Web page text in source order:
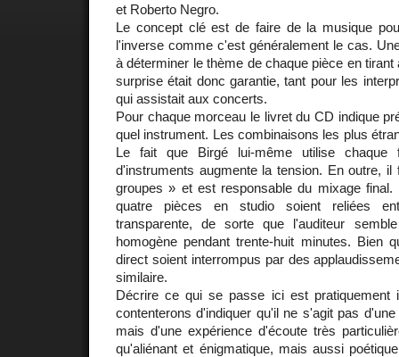
et Roberto Negro.
Le concept clé est de faire de la musique
l'inverse comme c'est généralement le cas.
à déterminer le thème de chaque pièce en
surprise était donc garantie, tant pour les
qui assistait aux concerts.
Pour chaque morceau le livret du CD indique
quel instrument. Les combinaisons les plus
Le fait que Birgé lui-même utilise chaque
d'instruments augmente la tension. En outre,
groupes » et est responsable du mixage
quatre pièces en studio soient reliées
transparente, de sorte que l'auditeur
homogène pendant trente-huit minutes. Bien
direct soient interrompus par des
similaire.
Décrire ce qui se passe ici est pratiquement
contenterons d'indiquer qu'il ne s'agit pas
mais d'une expérience d'écoute très
qu'aliénant et énigmatique, mais aussi